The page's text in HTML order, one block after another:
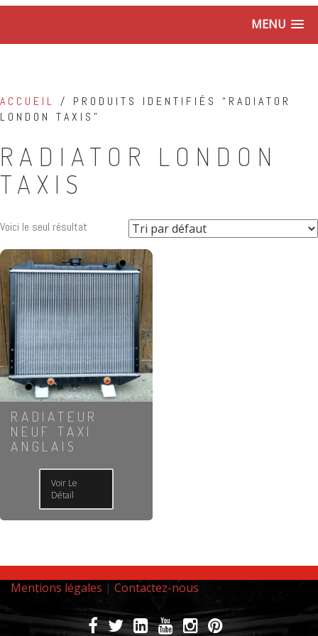
MENU
ACCUEIL / PRODUITS IDENTIFIÉS “RADIATOR
LONDON TAXIS”
RADIATOR LONDON
TAXIS
Voici le seul résultat
RADIATEUR
NEUF TAXI
ANGLAIS
Voir Le
Détail
Mentions légales | Contactez-nous